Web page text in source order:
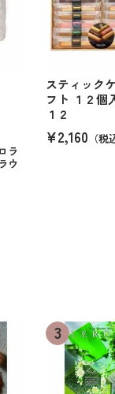
ラ
ウ
スティック
フト １２個
１２
¥2,160 （税